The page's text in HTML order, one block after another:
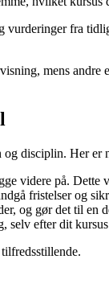
fra
mens
disciplin. Her
videre på.
fristelser og
og gør det til en
efter dit